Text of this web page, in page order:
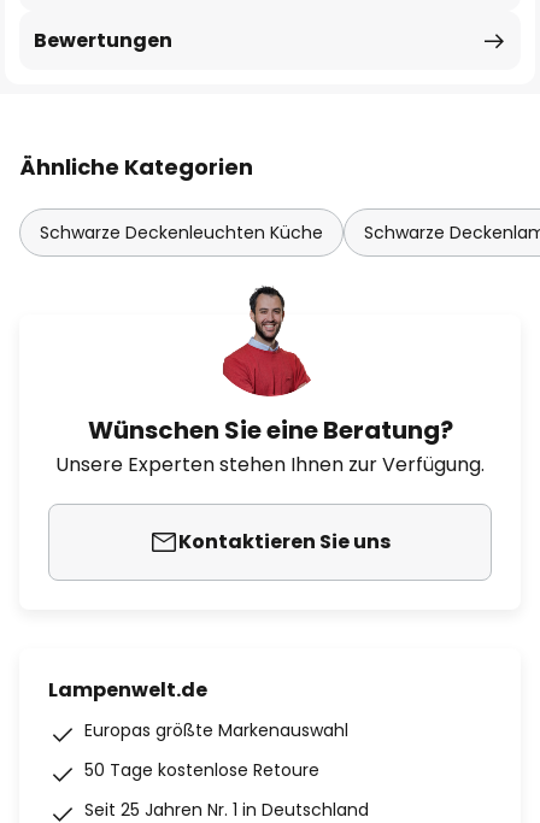
Bewertungen
Ähnliche Kategorien
Schwarze Deckenleuchten Küche Schwarze
Wünschen Sie eine Beratung?
Unsere Experten stehen Ihnen zur Verfügung.
Kontaktieren Sie uns
Lampenwelt.de
Europas größte Markenauswahl
50 Tage kostenlose Retoure
Seit 25 Jahren Nr. 1 in Deutschland